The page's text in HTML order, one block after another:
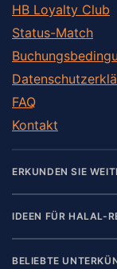
HB Loyalty Club
Status-Match
FAQ
Kontakt
ERKUNDEN SIE
IDEEN FÜR HALAL-
BELIEBTE